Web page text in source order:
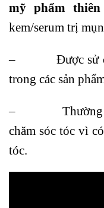
mỹ phẩm thiên
kem/serum trị
– Được sử
trong các sản
– Thường
chăm sóc tóc vì
tóc.